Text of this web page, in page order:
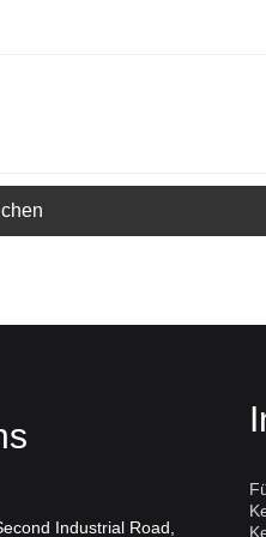
Weißes
Industrial Road,